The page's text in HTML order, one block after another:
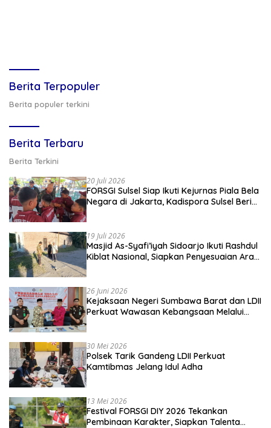
Berita Terpopuler
Berita populer terkini
Berita Terbaru
Berita Terkini
20 Juli 2026
FORSGI Sulsel Siap Ikuti Kejurnas Piala Bela
Negara di Jakarta, Kadispora Sulsel Beri
19 Juli 2026
Masjid As-Syafi’iyah Sidoarjo Ikuti Rashdul
Kiblat Nasional, Siapkan Penyesuaian Arah
26 Juni 2026
Kejaksaan Negeri Sumbawa Barat dan LDII
Perkuat Wawasan Kebangsaan Melalui
30 Mei 2026
Polsek Tarik Gandeng LDII Perkuat
Kamtibmas Jelang Idul Adha
13 Mei 2026
Festival FORSGI DIY 2026 Tekankan
Pembinaan Karakter, Siapkan Talenta